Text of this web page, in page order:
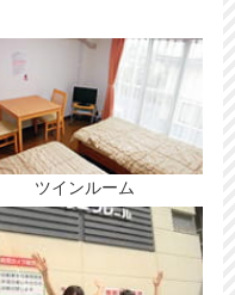
ツインルーム